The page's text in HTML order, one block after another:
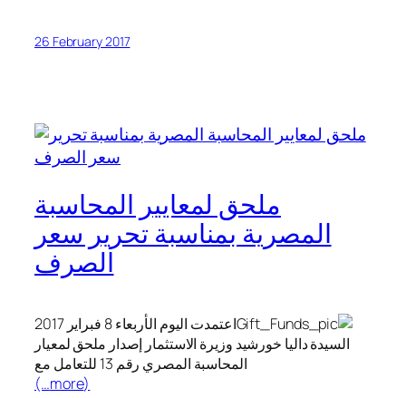
26 February 2017
ملحق لمعايير المحاسبة
المصرية بمناسبة تحرير سعر
الصرف
اعتمدت اليوم الأربعاء 8 فبراير 2017
السيدة داليا خورشيد وزيرة الاستثمار إصدار ملحق لمعيار
المحاسبة المصري رقم 13 للتعامل مع
(more…)